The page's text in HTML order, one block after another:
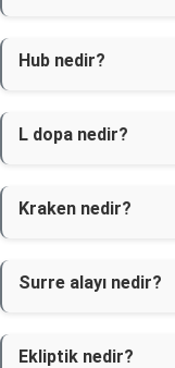
Hub nedir?
L dopa nedir?
Kraken nedir?
Surre alayı nedir?
Ekliptik nedir?